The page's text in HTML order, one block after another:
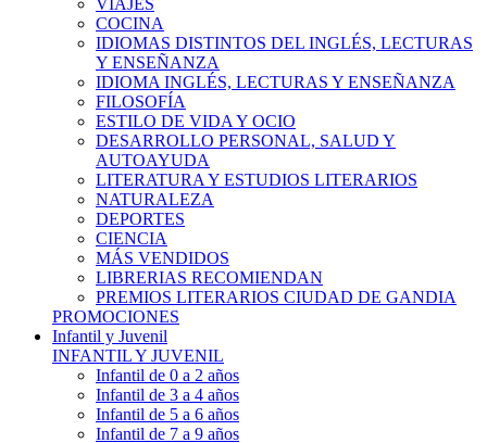
VIAJES
COCINA
IDIOMAS DISTINTOS DEL INGLÉS, LECTURAS
Y ENSEÑANZA
IDIOMA INGLÉS, LECTURAS Y ENSEÑANZA
FILOSOFÍA
ESTILO DE VIDA Y OCIO
DESARROLLO PERSONAL, SALUD Y
AUTOAYUDA
LITERATURA Y ESTUDIOS LITERARIOS
NATURALEZA
DEPORTES
CIENCIA
MÁS VENDIDOS
LIBRERIAS RECOMIENDAN
PREMIOS LITERARIOS CIUDAD DE GANDIA
PROMOCIONES
Infantil y Juvenil
INFANTIL Y JUVENIL
Infantil de 0 a 2 años
Infantil de 3 a 4 años
Infantil de 5 a 6 años
Infantil de 7 a 9 años